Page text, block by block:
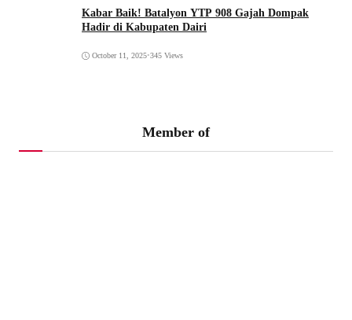
Kabar Baik! Batalyon YTP 908 Gajah Dompak
Hadir di Kabupaten Dairi
October 11, 2025•345 Views
Member of